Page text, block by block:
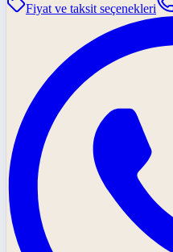
Fiyat ve taksit seçenekleri